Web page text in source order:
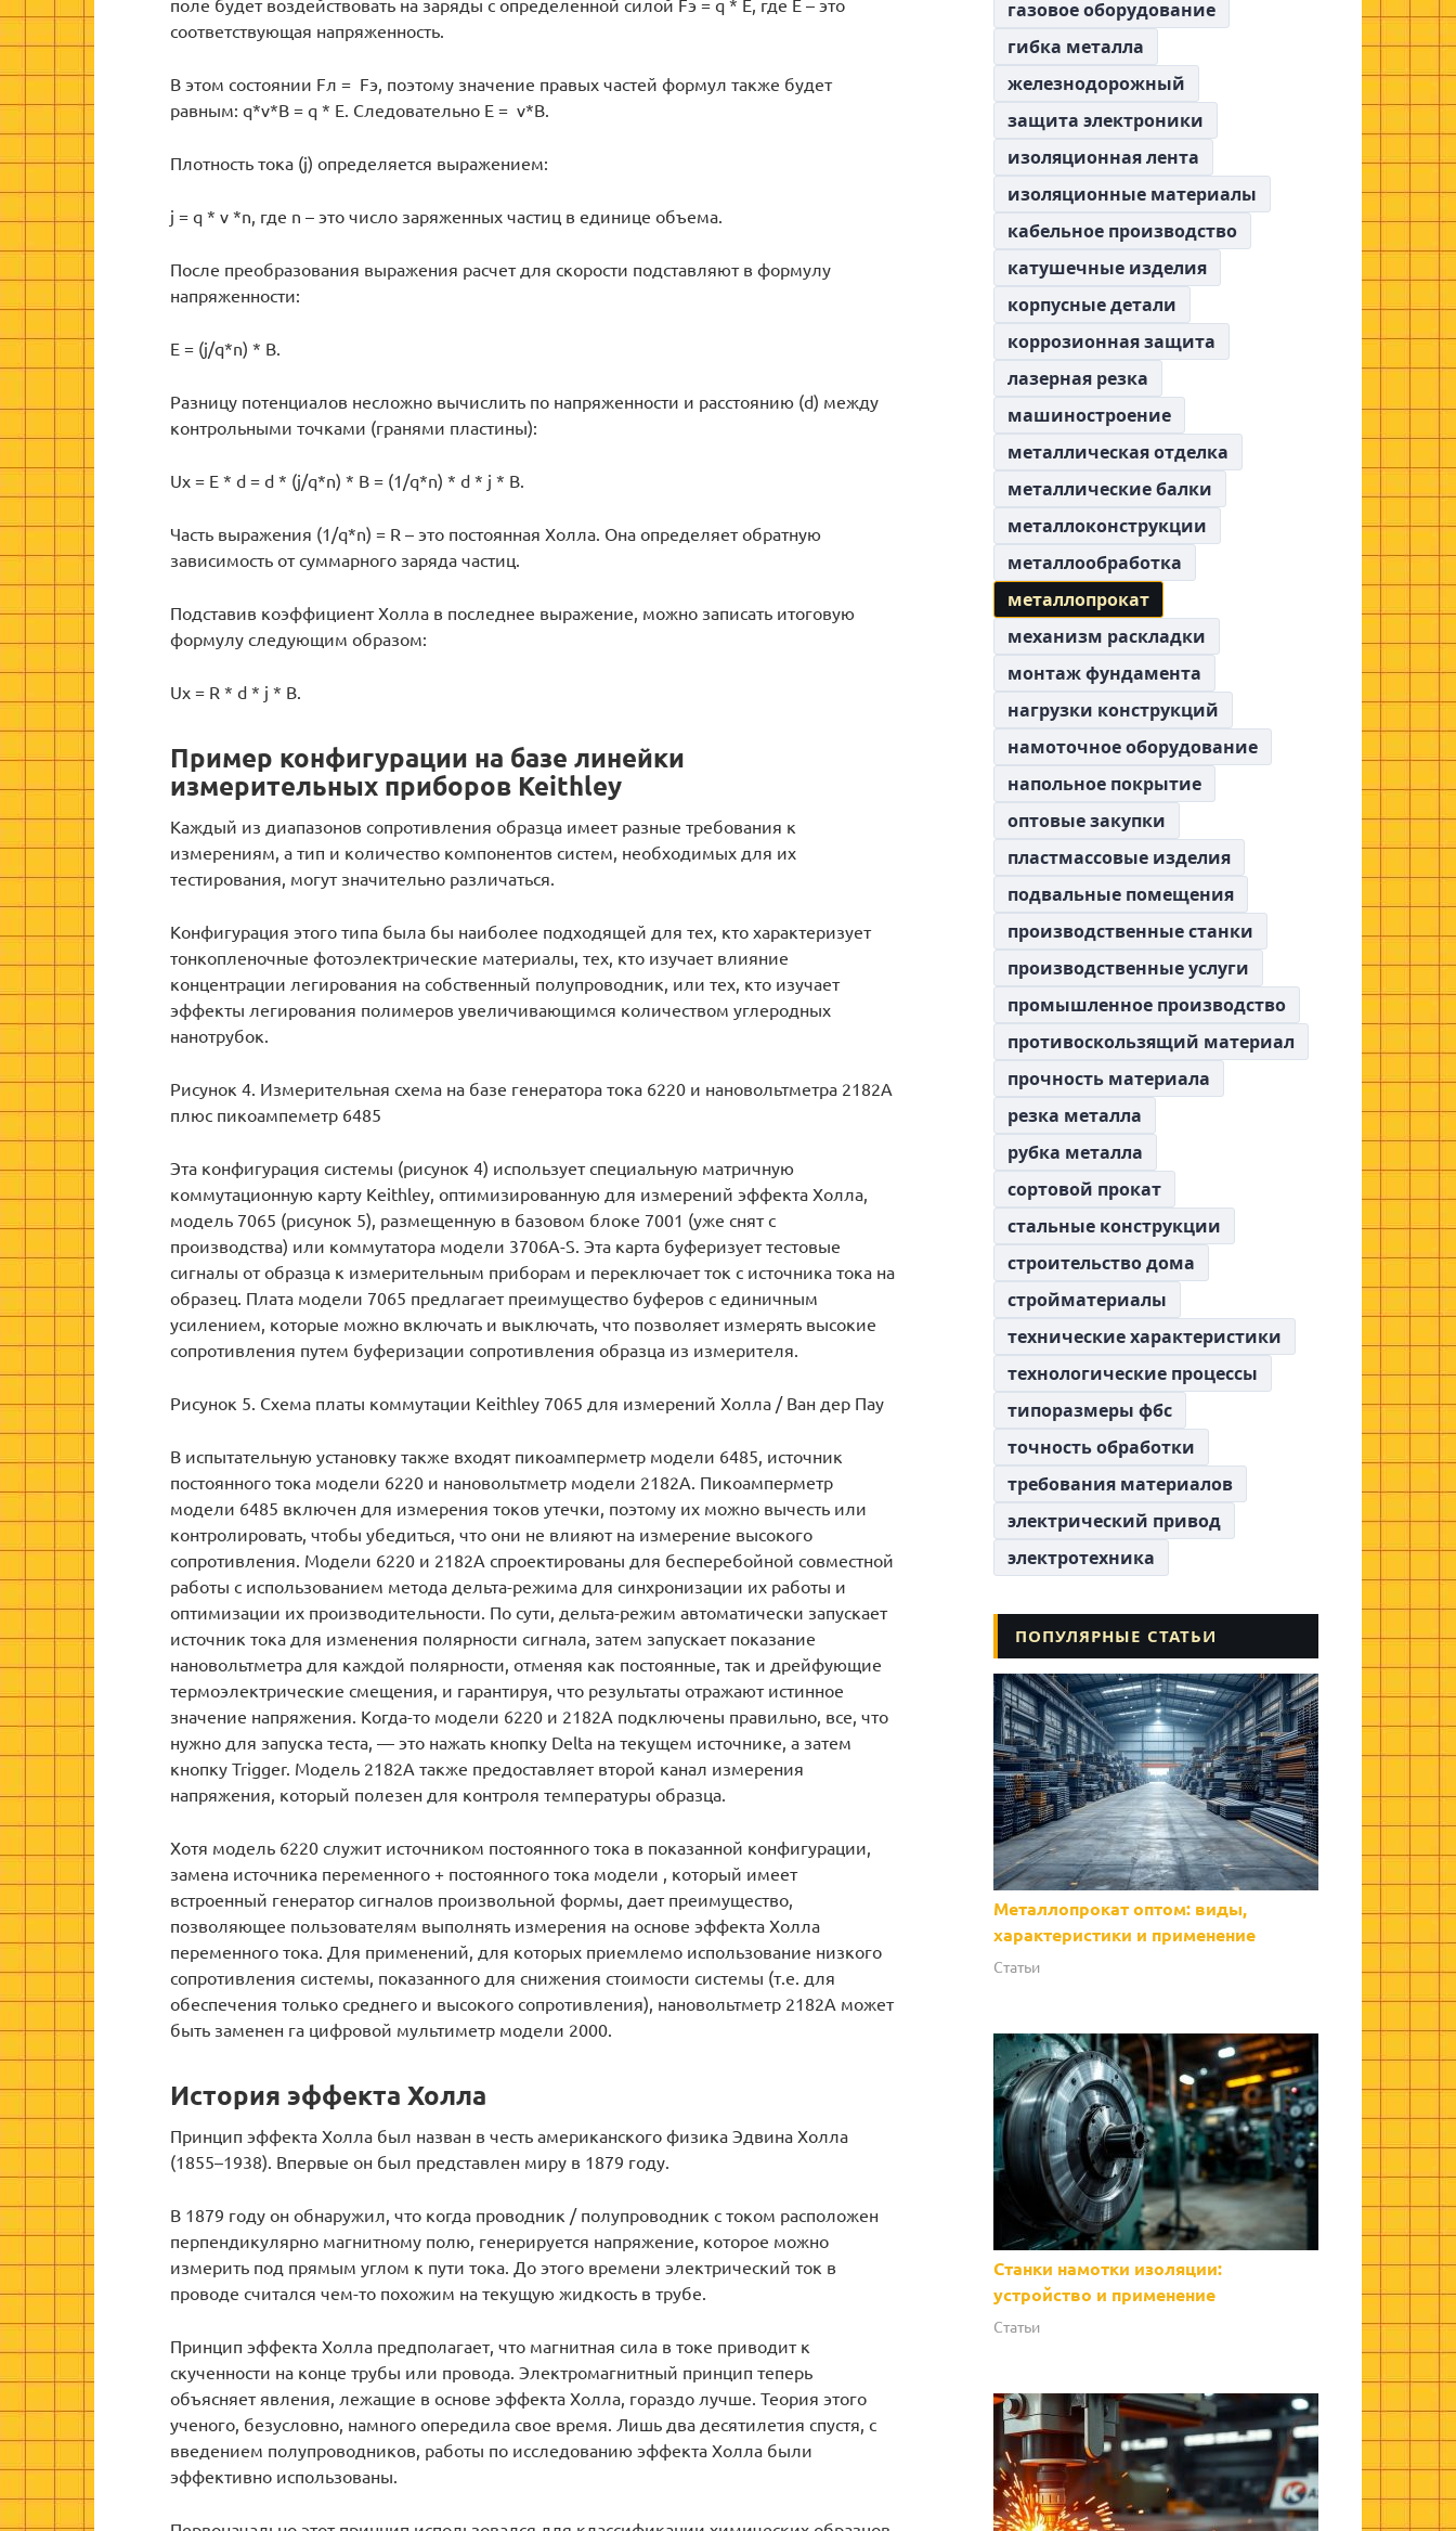
соответствующая напряженность.
В этом состоянии Fл = Fэ, поэтому значение правых частей формул также будет
равным: q*v*B = q * E. Следовательно E = v*B.
Плотность тока (j) определяется выражением:
j = q * v *n, где n – это число заряженных частиц в единице объема.
После преобразования выражения расчет для скорости подставляют в формулу
напряженности:
E = (j/q*n) * B.
Разницу потенциалов несложно вычислить по напряженности и расстоянию (d) между
контрольными точками (гранями пластины):
Uх = E * d = d * (j/q*n) * B = (1/q*n) * d * j * B.
Часть выражения (1/q*n) = R – это постоянная Холла. Она определяет обратную
зависимость от суммарного заряда частиц.
Подставив коэффициент Холла в последнее выражение, можно записать итоговую
формулу следующим образом:
Uх = R * d * j * B.
Пример конфигурации на базе линейки
измерительных приборов Keithley
Каждый из диапазонов сопротивления образца имеет разные требования к
измерениям, а тип и количество компонентов систем, необходимых для их
тестирования, могут значительно различаться.
Конфигурация этого типа была бы наиболее подходящей для тех, кто характеризует
тонкопленочные фотоэлектрические материалы, тех, кто изучает влияние
концентрации легирования на собственный полупроводник, или тех, кто изучает
эффекты легирования полимеров увеличивающимся количеством углеродных
нанотрубок.
Рисунок 4. Измерительная схема на базе генератора тока 6220 и нановольтметра 2182А
плюс пикоампеметр 6485
Эта конфигурация системы (рисунок 4) использует специальную матричную
коммутационную карту Keithley, оптимизированную для измерений эффекта Холла,
модель 7065 (рисунок 5), размещенную в базовом блоке 7001 (уже снят с
производства) или коммутатора модели 3706A-S. Эта карта буферизует тестовые
сигналы от образца к измерительным приборам и переключает ток с источника тока на
образец. Плата модели 7065 предлагает преимущество буферов с единичным
усилением, которые можно включать и выключать, что позволяет измерять высокие
сопротивления путем буферизации сопротивления образца из измерителя.
Рисунок 5. Схема платы коммутации Keithley 7065 для измерений Холла / Ван дер Пау
В испытательную установку также входят пикоамперметр модели 6485, источник
постоянного тока модели 6220 и нановольтметр модели 2182А. Пикоамперметр
модели 6485 включен для измерения токов утечки, поэтому их можно вычесть или
контролировать, чтобы убедиться, что они не влияют на измерение высокого
сопротивления. Модели 6220 и 2182A спроектированы для бесперебойной совместной
работы с использованием метода дельта-режима для синхронизации их работы и
оптимизации их производительности. По сути, дельта-режим автоматически запускает
источник тока для изменения полярности сигнала, затем запускает показание
нановольтметра для каждой полярности, отменяя как постоянные, так и дрейфующие
термоэлектрические смещения, и гарантируя, что результаты отражают истинное
значение напряжения. Когда-то модели 6220 и 2182A подключены правильно, все, что
нужно для запуска теста, — это нажать кнопку Delta на текущем источнике, а затем
кнопку Trigger. Модель 2182A также предоставляет второй канал измерения
напряжения, который полезен для контроля температуры образца.
Хотя модель 6220 служит источником постоянного тока в показанной конфигурации,
замена источника переменного + постоянного тока модели , который имеет
встроенный генератор сигналов произвольной формы, дает преимущество,
позволяющее пользователям выполнять измерения на основе эффекта Холла
переменного тока. Для применений, для которых приемлемо использование низкого
сопротивления системы, показанного для снижения стоимости системы (т.е. для
обеспечения только среднего и высокого сопротивления), нановольтметр 2182A может
быть заменен га цифровой мультиметр модели 2000.
История эффекта Холла
Принцип эффекта Холла был назван в честь американского физика Эдвина Холла
(1855–1938). Впервые он был представлен миру в 1879 году.
В 1879 году он обнаружил, что когда проводник / полупроводник с током расположен
перпендикулярно магнитному полю, генерируется напряжение, которое можно
измерить под прямым углом к пути тока. До этого времени электрический ток в
проводе считался чем-то похожим на текущую жидкость в трубе.
Принцип эффекта Холла предполагает, что магнитная сила в токе приводит к
скученности на конце трубы или провода. Электромагнитный принцип теперь
объясняет явления, лежащие в основе эффекта Холла, гораздо лучше. Теория этого
ученого, безусловно, намного опередила свое время. Лишь два десятилетия спустя, с
введением полупроводников, работы по исследованию эффекта Холла были
эффективно использованы.
газовое оборудование
гибка металла
железнодорожный
защита электроники
изоляционная лента
изоляционные материалы
кабельное производство
катушечные изделия
корпусные детали
коррозионная защита
лазерная резка
машиностроение
металлическая отделка
металлические балки
металлоконструкции
металлообработка
металлопрокат
механизм раскладки
монтаж фундамента
нагрузки конструкций
намоточное оборудование
напольное покрытие
оптовые закупки
пластмассовые изделия
подвальные помещения
производственные станки
производственные услуги
промышленное производство
противоскользящий материал
прочность материала
резка металла
рубка металла
сортовой прокат
стальные конструкции
строительство дома
стройматериалы
технические характеристики
технологические процессы
типоразмеры фбс
точность обработки
требования материалов
электрический привод
электротехника
ПОПУЛЯРНЫЕ СТАТЬИ
Металлопрокат оптом: виды,
характеристики и применение
Статьи
Станки намотки изоляции:
устройство и применение
Статьи